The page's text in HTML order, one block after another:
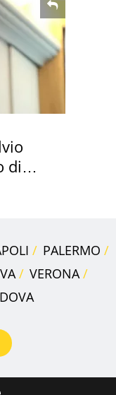
di
PALERMO
VERONA